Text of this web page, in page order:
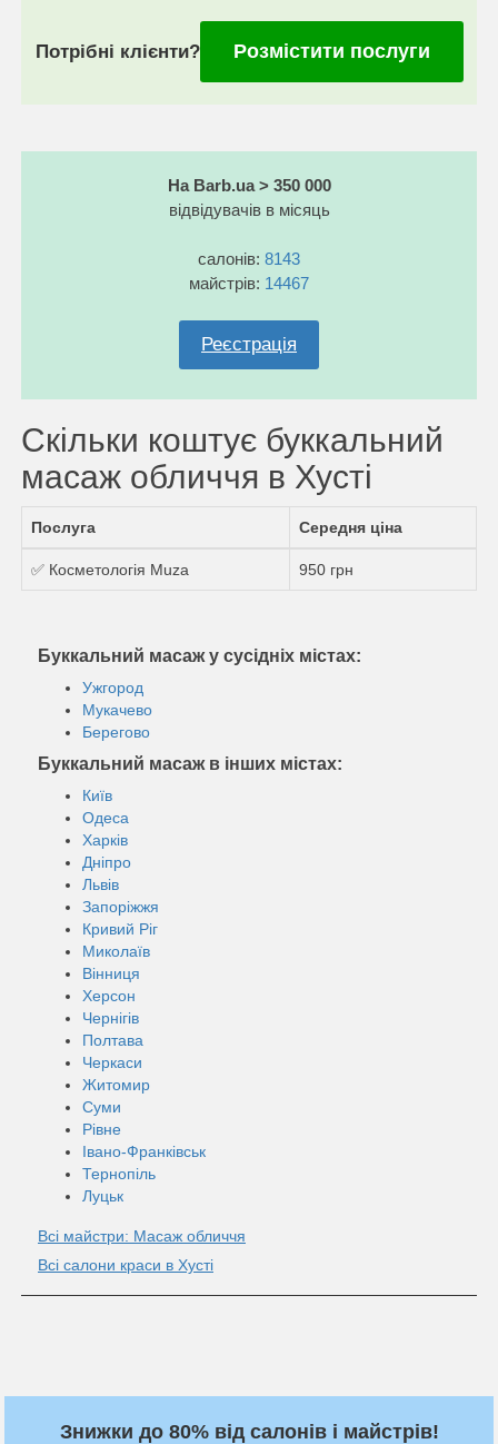
Потрібні клієнти? Розмістити послуги
На Barb.ua > 350 000
відвідувачів в місяць
салонів: 8143
майстрів: 14467
Реєстрація
Скільки коштує буккальний
масаж обличчя в Хусті
Послуга Середня ціна
✅ Косметологія Muza 950 грн
Буккальний масаж у сусідніх містах:
Ужгород
Мукачево
Берегово
Буккальний масаж в інших містах:
Київ
Одеса
Харків
Дніпро
Львів
Запоріжжя
Кривий Ріг
Миколаїв
Вінниця
Херсон
Чернігів
Полтава
Черкаси
Житомир
Суми
Рівне
Івано-Франківськ
Тернопіль
Луцьк
Всі майстри: Масаж обличчя
Всі салони краси в Хусті
Знижки до 80% від салонів і майстрів!